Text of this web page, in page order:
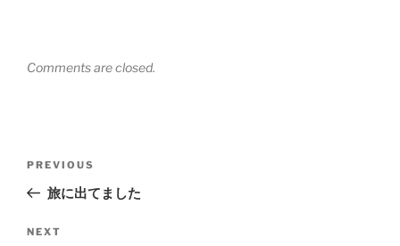
Comments are closed.
Previous
Post
PREVIOUS
旅に出てました
Next
NEXT